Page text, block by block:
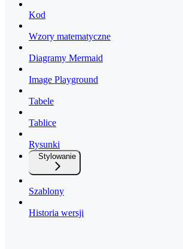
Kod
Wzory matematyczne
Diagramy Mermaid
Image Playground
Tabele
Tablice
Rysunki
Stylowanie
Szablony
Historia wersji